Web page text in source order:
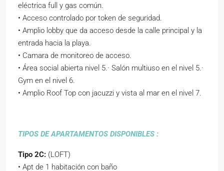
eléctrica full y gas común.
• Acceso controlado por token de seguridad.
• Amplio lobby que da acceso desde la calle principal y la
entrada hacia la playa.
• Camara de monitoreo de acceso.
• Área social abierta nivel 5.· Salón multiuso en el nivel 5.·
Gym en el nivel 6.
• Amplio Roof Top con jacuzzi y vista al mar en el nivel 7.
TIPOS DE APARTAMENTOS DISPONIBLES :
Tipo 2C: (LOFT)
• Apt de 1 habitación con baño